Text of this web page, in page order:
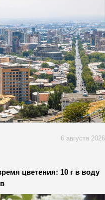
6 августа 2026
цветения: 10 г в воду